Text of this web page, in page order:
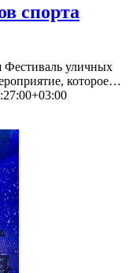
спорта
Фестиваль уличных
которое…